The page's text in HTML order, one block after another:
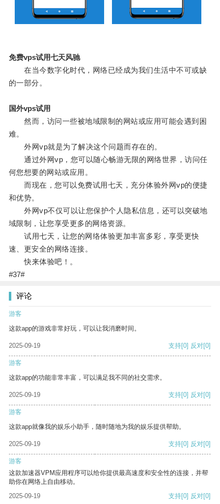
免费vps试用七天风驰
在当今数字化时代，网络已经成为我们生活中不可或缺
的一部分。
国外vps试用
然而，访问一些被地域限制的网站或应用可能会遇到困
难。
外网vp就是为了解决这个问题而存在的。
通过外网vp，您可以随心畅游无限的网络世界，访问任
何您想要的网站或应用。
而现在，您可以免费试用七天，充分体验外网vp的便捷
和优势。
外网vp不仅可以让您保护个人隐私信息，还可以突破地
域限制，让您享受更多的网络资源。
试用七天，让您的网络体验更加丰富多彩，享受更快
速、更安全的网络连接。
快来体验吧！。
#37#
评论
游客
这款app的游戏非常好玩，可以让我消磨时间。
2025-09-19 支持[0] 反对[0]
游客
这款app的功能非常丰富，可以满足我不同的社交需求。
2025-09-19 支持[0] 反对[0]
游客
这款app就像我的娱乐小助手，随时随地为我的娱乐提供帮助。
2025-09-19 支持[0] 反对[0]
游客
这款加速器VPM应用程序可以给你提供最高速度和安全性的连接，并帮
助你在网络上自由移动。
2025-09-19
支持[0] 反对[0]